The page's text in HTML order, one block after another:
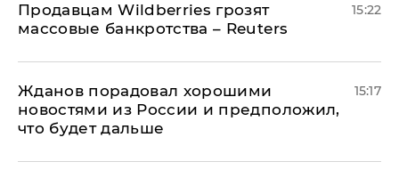
Продавцам Wildberries грозят
массовые банкротства – Reuters
15:22
Жданов порадовал хорошими
новостями из России и предположил,
что будет дальше
15:17